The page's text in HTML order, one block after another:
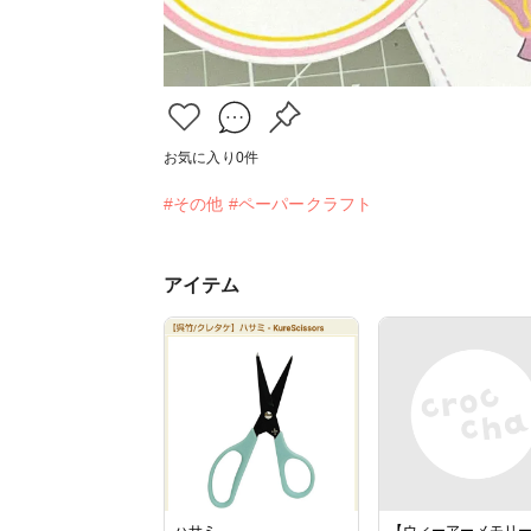
お気に入り 0件
#その他 #ペーパークラフト
アイテム